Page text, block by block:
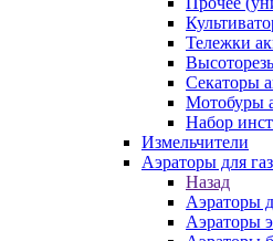
Тележки
Секаторы
Мотобуры
Набор
Измельчители
Аэраторы для
Назад
Аэраторы
Аэраторы